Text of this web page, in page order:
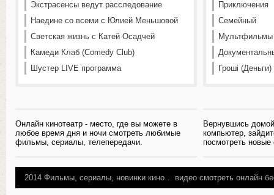
Экстрасенсы ведут расследование
Наедине со всеми с Юлией Меньшовой
Светская жизнь с Катей Осадчей
Камеди Клаб (Comedy Club)
Шустер LIVE программа
Онлайн кинотеатр - место, где вы можете в
любое время дня и ночи смотреть любимые
фильмы, сериалы, телепередачи.
Приключения
Семейный
Мультфильмы
Гроші
Вернувшись
компьютер,
посмотреть
2014 Фильмы, сериалы, новинки кино… видео смотреть онлайн